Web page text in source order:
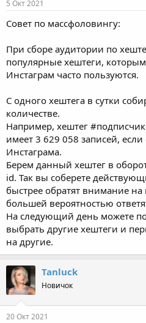
5 Окт 2021
Совет по массфоловингу:
При сборе аудитории по
популярные хештеги,
Инстаграм часто пользуются.
С одного хештега в сутки
количестве.
Например, хештег
имеет 3 629 058 записей,
Инстаграма.
Берем данный хештег в
id. Так вы соберете
быстрее обратят внимание
большей вероятностью
На следующий день можете
выбрать другие хештеги и
на другие.
Tanluck
Новичок
20 Окт 2021